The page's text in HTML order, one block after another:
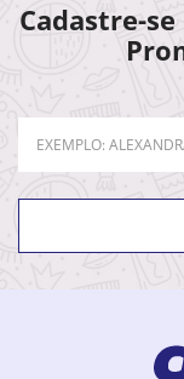
Cadastre-